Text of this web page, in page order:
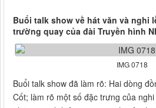
Buổi talk show về hát văn và nghi
trường quay của đài Truyền hình
IMG 0718
Buổi talk show đã làm rõ: Hai dòng
Cốt; làm rõ một số đặc trưng của